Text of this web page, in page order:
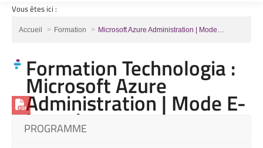
Vous êtes ici :
Vous êtes ici :
Accueil Formation Microsoft Azure Administration | Mode…
Formation Technologia :
Microsoft Azure
Administration | Mode E-
Learning
PROGRAMME